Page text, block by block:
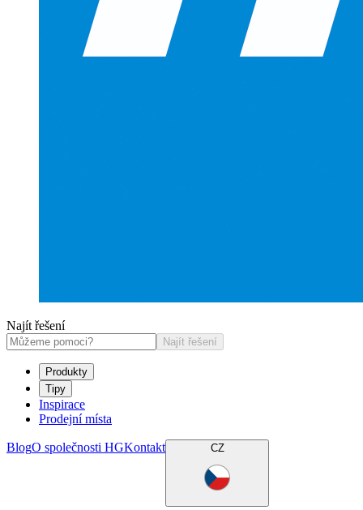
Najít řešení
Najít řešení
Produkty
Tipy
Inspirace
Prodejní místa
BlogO společnosti HGKontakt CZ